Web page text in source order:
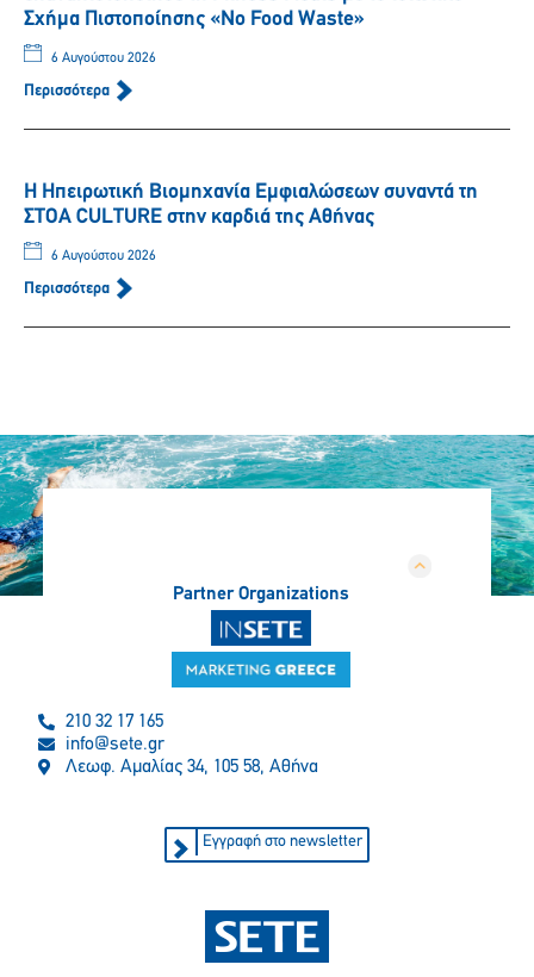
Σχήμα Πιστοποίησης «No Food Waste»
6 Αυγούστου 2026
Περισσότερα
Η Ηπειρωτική Βιομηχανία Εμφιαλώσεων συναντά τη
ΣΤΟΑ CULTURE στην καρδιά της Αθήνας
6 Αυγούστου 2026
Περισσότερα
Partner Organizations
210 32 17 165
info@sete.gr
Λεωφ. Αμαλίας 34, 105 58, Αθήνα
Εγγραφή στο newsletter